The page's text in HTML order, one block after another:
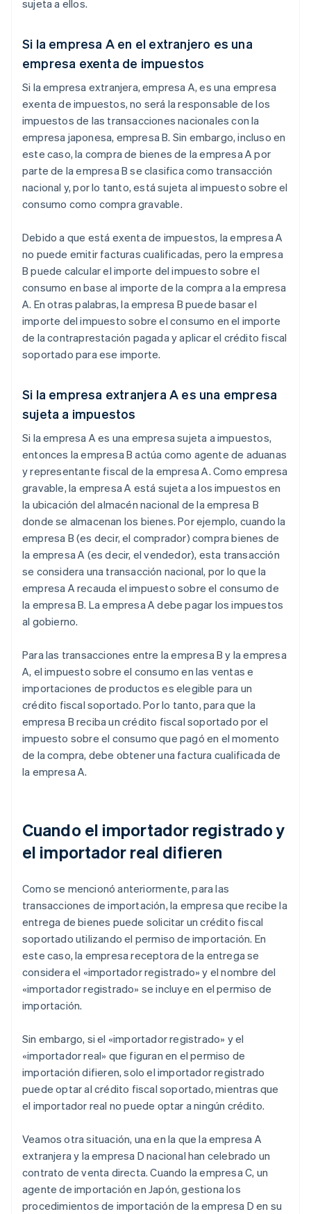
sujeta a ellos.
Si la empresa A en el extranjero es una
empresa exenta de impuestos
Si la empresa extranjera, empresa A, es una empresa
exenta de impuestos, no será la responsable de los
impuestos de las transacciones nacionales con la
empresa japonesa, empresa B. Sin embargo, incluso en
este caso, la compra de bienes de la empresa A por
parte de la empresa B se clasifica como transacción
nacional y, por lo tanto, está sujeta al impuesto sobre el
consumo como compra gravable.
Debido a que está exenta de impuestos, la empresa A
no puede emitir facturas cualificadas, pero la empresa
B puede calcular el importe del impuesto sobre el
consumo en base al importe de la compra a la empresa
A. En otras palabras, la empresa B puede basar el
importe del impuesto sobre el consumo en el importe
de la contraprestación pagada y aplicar el crédito fiscal
soportado para ese importe.
Si la empresa extranjera A es una empresa
sujeta a impuestos
Si la empresa A es una empresa sujeta a impuestos,
entonces la empresa B actúa como agente de aduanas
y representante fiscal de la empresa A. Como empresa
gravable, la empresa A está sujeta a los impuestos en
la ubicación del almacén nacional de la empresa B
donde se almacenan los bienes. Por ejemplo, cuando la
empresa B (es decir, el comprador) compra bienes de
la empresa A (es decir, el vendedor), esta transacción
se considera una transacción nacional, por lo que la
empresa A recauda el impuesto sobre el consumo de
la empresa B. La empresa A debe pagar los impuestos
al gobierno.
Para las transacciones entre la empresa B y la empresa
A, el impuesto sobre el consumo en las ventas e
importaciones de productos es elegible para un
crédito fiscal soportado. Por lo tanto, para que la
empresa B reciba un crédito fiscal soportado por el
impuesto sobre el consumo que pagó en el momento
de la compra, debe obtener una factura cualificada de
la empresa A.
Cuando el importador registrado y
el importador real difieren
Como se mencionó anteriormente, para las
transacciones de importación, la empresa que recibe la
entrega de bienes puede solicitar un crédito fiscal
soportado utilizando el permiso de importación. En
este caso, la empresa receptora de la entrega se
considera el «importador registrado» y el nombre del
«importador registrado» se incluye en el permiso de
importación.
Sin embargo, si el «importador registrado» y el
«importador real» que figuran en el permiso de
importación difieren, solo el importador registrado
puede optar al crédito fiscal soportado, mientras que
el importador real no puede optar a ningún crédito.
Veamos otra situación, una en la que la empresa A
extranjera y la empresa D nacional han celebrado un
contrato de venta directa. Cuando la empresa C, un
agente de importación en Japón, gestiona los
procedimientos de importación de la empresa D en su